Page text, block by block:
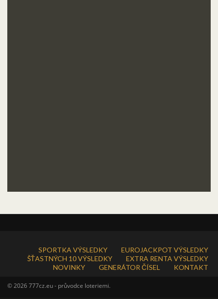
SPORTKA VÝSLEDKY
EUROJACKPOT VÝSLEDKY
ŠŤASTNÝCH 10 VÝSLEDKY
EXTRA RENTA VÝSLEDKY
NOVINKY
GENERÁTOR ČÍSEL KONTAKT
© 2026 777cz.eu - průvodce loteriemi.